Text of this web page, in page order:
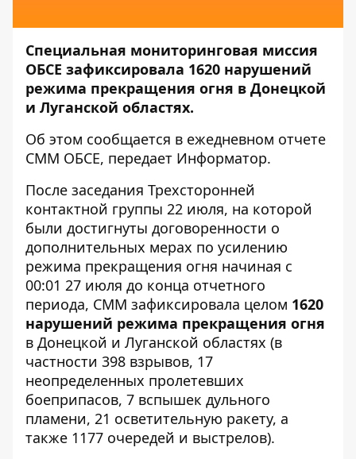
Специальная мониторинговая миссия
ОБСЕ зафиксировала 1620 нарушений
режима прекращения огня в Донецкой
и Луганской областях.
Об этом сообщается в ежедневном отчете
СММ ОБСЕ, передает Информатор.
После заседания Трехсторонней
контактной группы 22 июля, на которой
были достигнуты договоренности о
дополнительных мерах по усилению
режима прекращения огня начиная с
00:01 27 июля до конца отчетного
периода, СММ зафиксировала целом 1620
нарушений режима прекращения огня
в Донецкой и Луганской областях (в
частности 398 взрывов, 17
неопределенных пролетевших
боеприпасов, 7 вспышек дульного
пламени, 21 осветительную ракету, а
также 1177 очередей и выстрелов).